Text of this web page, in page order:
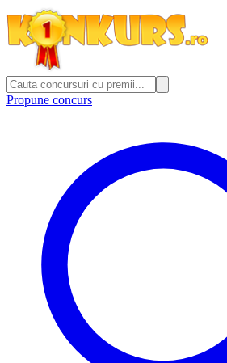
Propune concurs